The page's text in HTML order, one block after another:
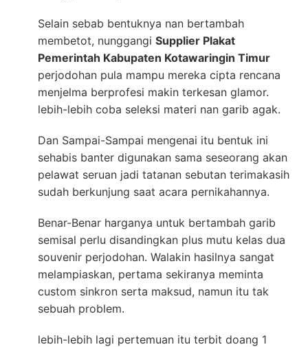
Selain sebab bentuknya nan bertambah
membetot, nunggangi Supplier Plakat
Pemerintah Kabupaten Kotawaringin Timur
perjodohan pula mampu mereka cipta rencana
menjelma berprofesi makin terkesan glamor.
lebih-lebih coba seleksi materi nan garib agak.
Dan Sampai-Sampai mengenai itu bentuk ini
sehabis banter digunakan sama seseorang akan
pelawat seruan jadi tatanan sebutan terimakasih
sudah berkunjung saat acara pernikahannya.
Benar-Benar harganya untuk bertambah garib
semisal perlu disandingkan plus mutu kelas dua
souvenir perjodohan. Walakin hasilnya sangat
melampiaskan, pertama sekiranya meminta
custom sinkron serta maksud, namun itu tak
sebuah problem.
lebih-lebih lagi pertemuan itu terbit doang 1